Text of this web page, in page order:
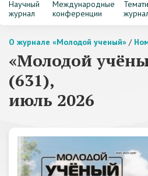
Научный
журнал
Международные
конференции
О журнале «Молодой ученый» /
«Молодой
(631),
июль 2026